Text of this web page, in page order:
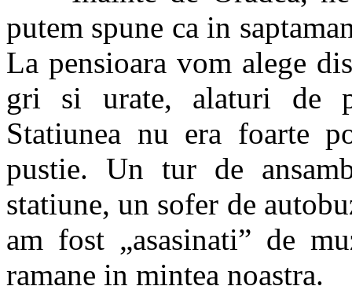
putem spune ca in
La pensioara vom alege
gri si urate, alaturi de
Statiunea nu era foarte
pustie. Un tur de
statiune, un sofer de
am fost „asasinati” de
ramane in mintea noastra.